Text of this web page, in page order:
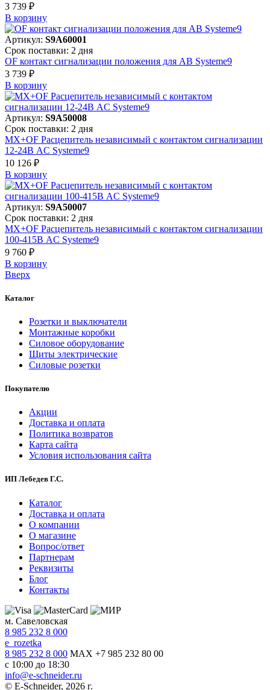
3 739 ₽
В корзинy
Артикул: S9A60001
Срок поставки: 2 дня
OF контакт сигнализации положения для АВ Systeme9
3 739 ₽
В корзинy
Артикул: S9A50008
Срок поставки: 2 дня
MX+OF Расцепитель независимый с контактом сигнализации
12-24В AC Systeme9
10 126 ₽
В корзинy
Артикул: S9A50007
Срок поставки: 2 дня
MX+OF Расцепитель независимый с контактом сигнализации
100-415В AC Systeme9
9 760 ₽
В корзинy
Вверх
Каталог
Розетки и выключатели
Монтажные коробки
Силовое оборудование
Щиты электрические
Силовые розетки
Покупателю
Акции
Доставка и оплата
Политика возвратов
Карта сайта
Условия использования сайта
ИП Лебедев Г.С.
Каталог
Доставка и оплата
О компании
О магазине
Вопрос/ответ
Партнерам
Реквизиты
Блог
Контакты
м. Савеловская
8 985 232 8 000
e_rozetka
8 985 232 8 000 MAX +7 985 232 80 00
с 10:00 до 18:30
info@e-schneider.ru
© E-Schneider, 2026 г.